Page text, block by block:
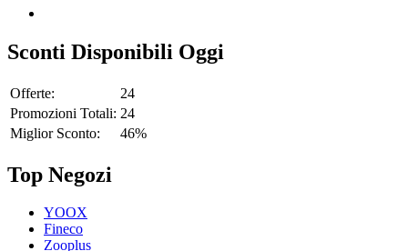
Sconti Disponibili Oggi
Offerte:
24
Promozioni Totali: 24
Miglior Sconto:
46%
Top Negozi
YOOX
Fineco
Zooplus